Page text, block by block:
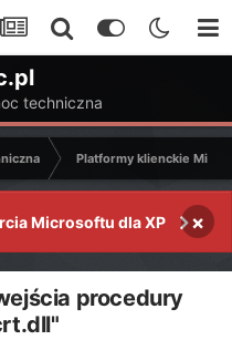
techniczna
Platformy klienckie
Microsoftu dla XP ×
procedury